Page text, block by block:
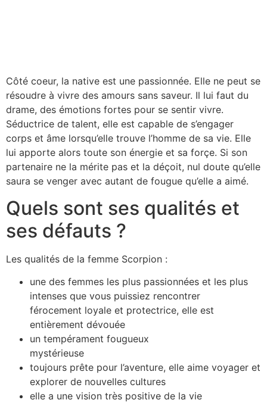
Côté coeur, la native est une passionnée. Elle ne peut se
résoudre à vivre des amours sans saveur. Il lui faut du
drame, des émotions fortes pour se sentir vivre.
Séductrice de talent, elle est capable de s’engager
corps et âme lorsqu’elle trouve l’homme de sa vie. Elle
lui apporte alors toute son énergie et sa forçe. Si son
partenaire ne la mérite pas et la déçoit, nul doute qu’elle
saura se venger avec autant de fougue qu’elle a aimé.
Quels sont ses qualités et
ses défauts ?
Les qualités de la femme Scorpion :
une des femmes les plus passionnées et les plus
intenses que vous puissiez rencontrer
férocement loyale et protectrice, elle est
entièrement dévouée
un tempérament fougueux
mystérieuse
toujours prête pour l’aventure, elle aime voyager et
explorer de nouvelles cultures
elle a une vision très positive de la vie